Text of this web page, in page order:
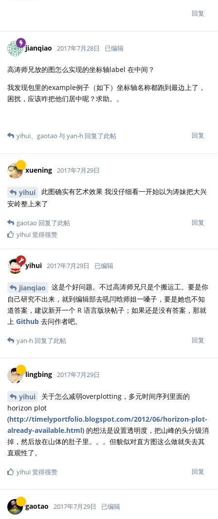
回复
jianqiao 2017年7月28日 已编辑
高涛师兄放的图怎么实现的坐标轴label 在中间？
我发现包里的example例子（如下）坐标轴名称都跑到最边上了，
困扰，应该咋把他们居中呢？求助。。
回复
yihui、 gaotao 与yan-h 回复了此帖
xuening 2017年7月29日
yihui
此图确实有艺术效果 我没仔细看一开始以为涛妹把大兴
安岭整上来了
回复
gaotao 回复了此帖
yihui觉得很赞
yihui 2017年7月29日 已编辑
jianqiao
这是个好问题。不过高涛师兄只是个搬运工。要是你
自己研究不出来，就到编辑部去吼闫晗师姐一嗓子，要是她也不知
道答案，建议新开一个 R 语言版块帖子；如果还是没有答案，那就
上 Github 去问作者吧。
回复
yan-h 回复了此帖
lingbing 2017年7月29日
yihui
关于怎么减弱overplotting，多元时间序列里面的
horizon plot
(http://timelyportfolio.blogspot.com/2012/06/horizon-plot-
already-available.html) 的想法是设置透明度，把山峰的头分级消
掉，然后放在山体的肚子里。。。但貌似对直方图这么做就失去其
直观性了。
回复
yihui觉得很赞
gaotao 2017年7月29日 已编辑